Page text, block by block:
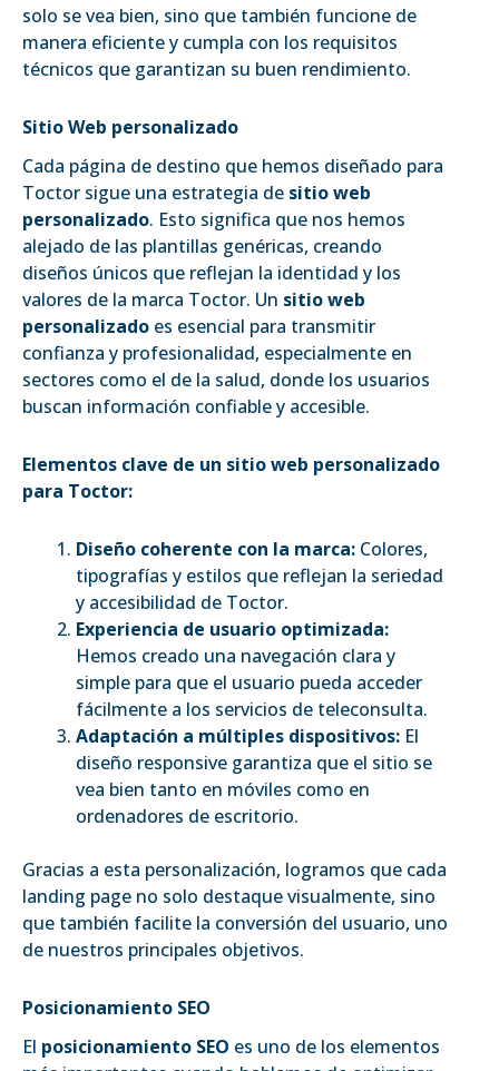
solo se vea bien, sino que también funcione de
manera eficiente y cumpla con los requisitos
técnicos que garantizan su buen rendimiento.
Sitio Web personalizado
Cada página de destino que hemos diseñado para
Toctor sigue una estrategia de sitio web
personalizado. Esto significa que nos hemos
alejado de las plantillas genéricas, creando
diseños únicos que reflejan la identidad y los
valores de la marca Toctor. Un sitio web
personalizado es esencial para transmitir
confianza y profesionalidad, especialmente en
sectores como el de la salud, donde los usuarios
buscan información confiable y accesible.
Elementos clave de un sitio web personalizado
para Toctor:
Diseño coherente con la marca: Colores,
tipografías y estilos que reflejan la seriedad
y accesibilidad de Toctor.
Experiencia de usuario optimizada:
Hemos creado una navegación clara y
simple para que el usuario pueda acceder
fácilmente a los servicios de teleconsulta.
Adaptación a múltiples dispositivos: El
diseño responsive garantiza que el sitio se
vea bien tanto en móviles como en
ordenadores de escritorio.
Gracias a esta personalización, logramos que cada
landing page no solo destaque visualmente, sino
que también facilite la conversión del usuario, uno
de nuestros principales objetivos.
Posicionamiento SEO
El posicionamiento SEO es uno de los elementos